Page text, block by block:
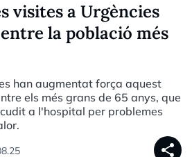
visites a Urgències
la població més
han augmentat força aquest
els més grans de 65 anys, que
a l'hospital per problemes
share